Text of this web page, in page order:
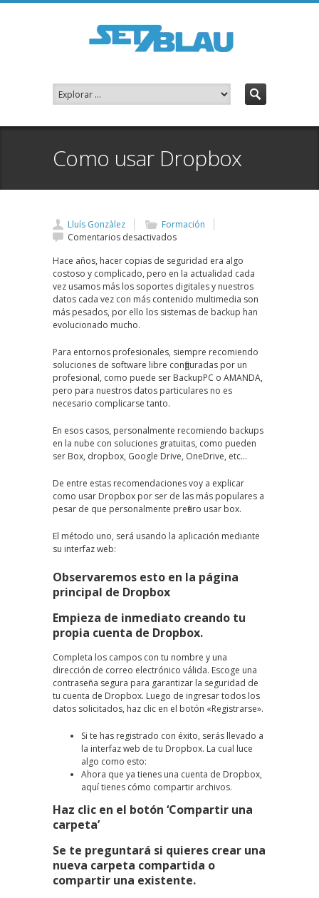
Como usar Dropbox
Lluís Gonzàlez
Formación
Comentarios desactivadosen
usar
Dropbox
Hace años, hacer copias de seguridad era algo
costoso y complicado, pero en la actualidad cada
vez usamos más los soportes digitales y nuestros
datos cada vez con más contenido multimedia son
más pesados, por ello los sistemas de backup han
evolucionado mucho.
Para entornos profesionales, siempre recomiendo
soluciones de software libre configuradas por un
profesional, como puede ser BackupPC o AMANDA,
pero para nuestros datos particulares no es
necesario complicarse tanto.
En esos casos, personalmente recomiendo backups
en la nube con soluciones gratuitas, como pueden
ser Box, dropbox, Google Drive, OneDrive, etc…
De entre estas recomendaciones voy a explicar
como usar Dropbox por ser de las más populares a
pesar de que personalmente prefiero usar box.
El método uno, será usando la aplicación mediante
su interfaz web:
Observaremos esto en la página
principal de Dropbox
Empieza de inmediato creando tu
propia cuenta de Dropbox.
Completa los campos con tu nombre y una
dirección de correo electrónico válida. Escoge una
contraseña segura para garantizar la seguridad de
tu cuenta de Dropbox. Luego de ingresar todos los
datos solicitados, haz clic en el botón «Registrarse».
Si te has registrado con éxito, serás llevado a
la interfaz web de tu Dropbox. La cual luce
algo como esto:
Ahora que ya tienes una cuenta de Dropbox,
aquí tienes cómo compartir archivos.
Haz clic en el botón ‘Compartir una
carpeta’
Se te preguntará si quieres crear una
nueva carpeta compartida o
compartir una existente.